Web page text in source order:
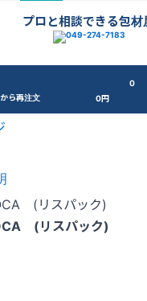
プロと相談できる包材
ら再注文
0
0円
(リスパック)
(リスパック)